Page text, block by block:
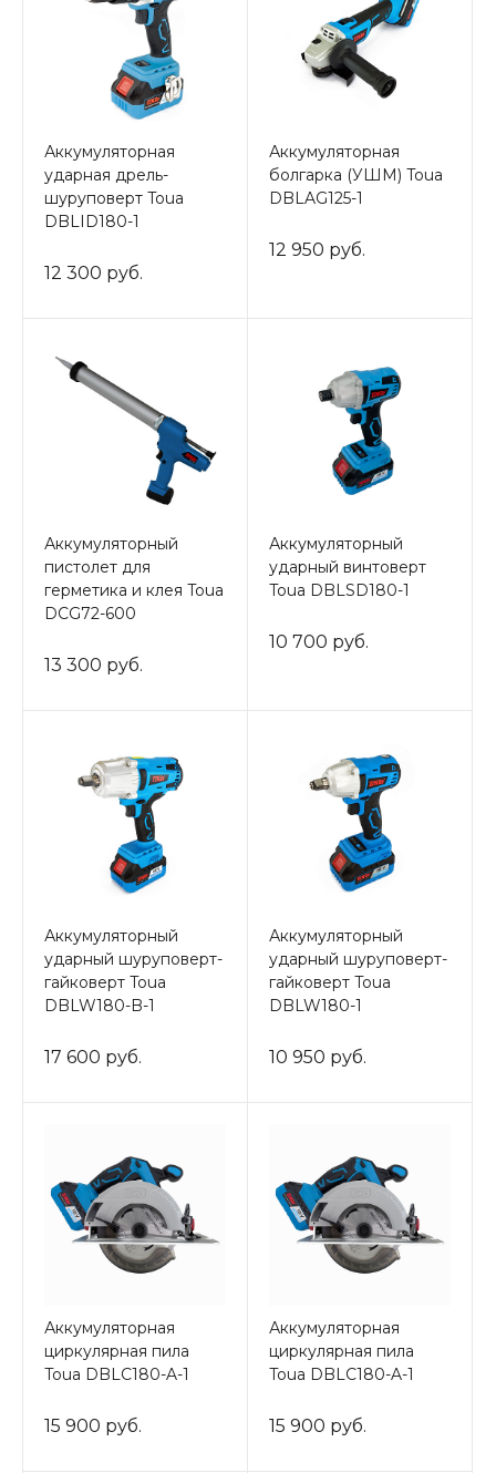
Аккумуляторная
ударная дрель-
шуруповерт Toua
DBLID180-1
12 300 руб.
Аккумуляторная
болгарка (УШМ) Toua
DBLAG125-1
12 950 руб.
Аккумуляторный
пистолет для
герметика и клея Toua
DCG72-600
13 300 руб.
Аккумуляторный
ударный винтоверт
Toua DBLSD180-1
10 700 руб.
Аккумуляторный
ударный шуруповерт-
гайковерт Toua
DBLW180-B-1
17 600 руб.
Аккумуляторный
ударный шуруповерт-
гайковерт Toua
DBLW180-1
10 950 руб.
Аккумуляторная
циркулярная пила
Toua DBLC180-A-1
15 900 руб.
Аккумуляторная
циркулярная пила
Toua DBLC180-A-1
15 900 руб.